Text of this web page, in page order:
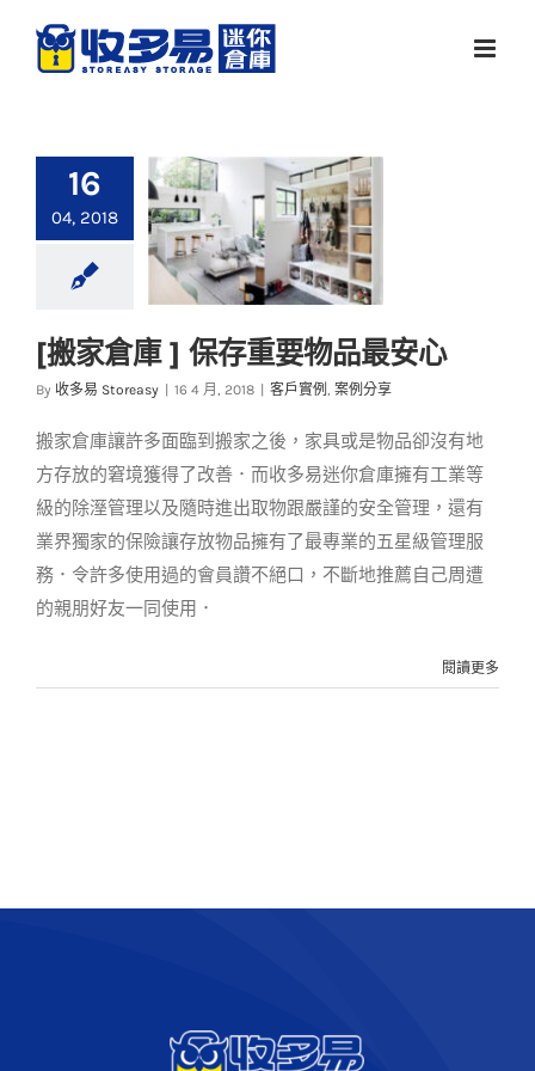
16
04, 2018
[搬家倉庫 ] 保存重要
客戶實例 案例分享
[搬家倉庫 ] 保存重要物品最安心
By 收多易 Storeasy 16 4 月, 2018 客戶實例 , 案例分享
搬家倉庫讓許多面臨到搬家之後，家具或是物品卻沒有地
方存放的窘境獲得了改善．而收多易迷你倉庫擁有工業等
級的除溼管理以及隨時進出取物跟嚴謹的安全管理，還有
業界獨家的保險讓存放物品擁有了最專業的五星級管理服
務．令許多使用過的會員讚不絕口，不斷地推薦自己周遭
的親朋好友一同使用．
閱讀更多